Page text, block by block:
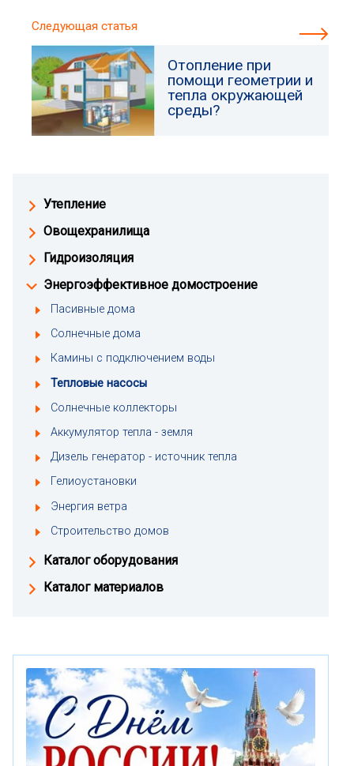
Утепление
Овощехранилища
Гидроизоляция
Энергоэффективное домостроение
Пасивные дома
Солнечные дома
Камины с подключением воды
Тепловые насосы
Солнечные коллекторы
Аккумулятор тепла - земля
Дизель генератор - источник тепла
Гелиоустановки
Энергия ветра
Строительство домов
Каталог оборудования
Каталог материалов
Следующая статья
Отопление при
помощи геометрии и
тепла окружающей
среды?